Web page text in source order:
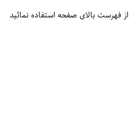
فهرست بالای صفحه استفاده نمائید